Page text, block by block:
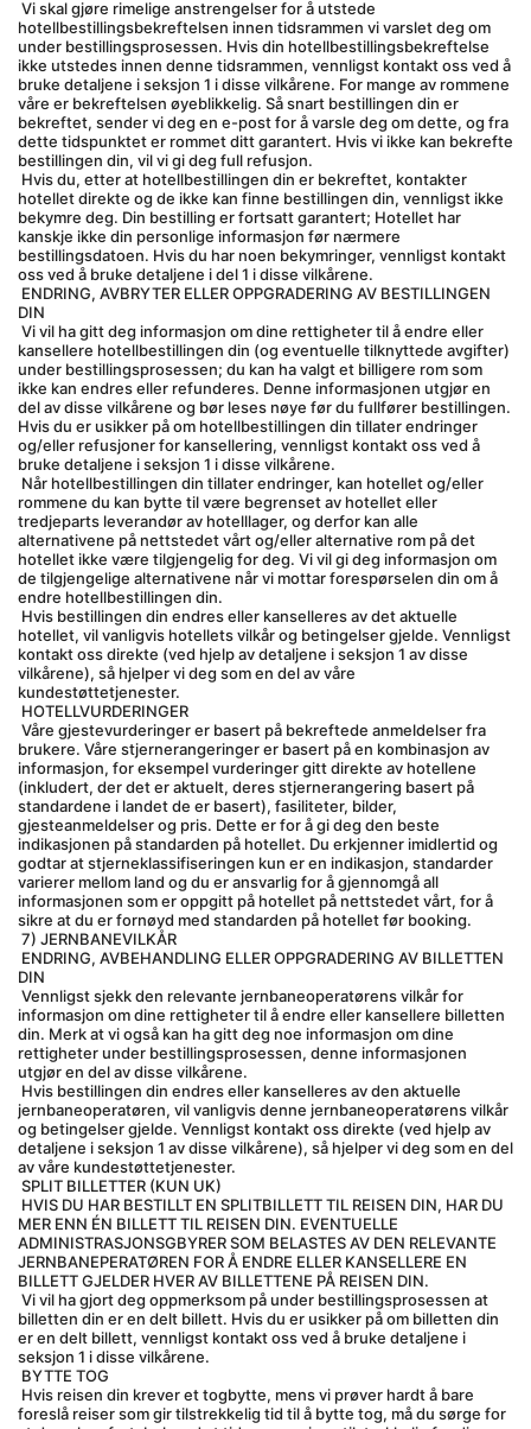
hotellbestillingsbekreftelsen innen tidsrammen vi varslet deg om
under bestillingsprosessen. Hvis din hotellbestillingsbekreftelse
ikke utstedes innen denne tidsrammen, vennligst kontakt oss ved å
bruke detaljene i seksjon 1 i disse vilkårene. For mange av rommene
våre er bekreftelsen øyeblikkelig. Så snart bestillingen din er
bekreftet, sender vi deg en e-post for å varsle deg om dette, og fra
dette tidspunktet er rommet ditt garantert. Hvis vi ikke kan bekrefte
bestillingen din, vil vi gi deg full refusjon.
hotellet direkte og de ikke kan finne bestillingen din, vennligst ikke
bekymre deg. Din bestilling er fortsatt garantert; Hotellet har
kanskje ikke din personlige informasjon før nærmere
bestillingsdatoen. Hvis du har noen bekymringer, vennligst kontakt
oss ved å bruke detaljene i del 1 i disse vilkårene.
DIN
kansellere hotellbestillingen din (og eventuelle tilknyttede avgifter)
under bestillingsprosessen; du kan ha valgt et billigere rom som
ikke kan endres eller refunderes. Denne informasjonen utgjør en
del av disse vilkårene og bør leses nøye før du fullfører bestillingen.
Hvis du er usikker på om hotellbestillingen din tillater endringer
og/eller refusjoner for kansellering, vennligst kontakt oss ved å
bruke detaljene i seksjon 1 i disse vilkårene.
rommene du kan bytte til være begrenset av hotellet eller
tredjeparts leverandør av hotelllager, og derfor kan alle
alternativene på nettstedet vårt og/eller alternative rom på det
hotellet ikke være tilgjengelig for deg. Vi vil gi deg informasjon om
de tilgjengelige alternativene når vi mottar forespørselen din om å
endre hotellbestillingen din.
hotellet, vil vanligvis hotellets vilkår og betingelser gjelde. Vennligst
kontakt oss direkte (ved hjelp av detaljene i seksjon 1 av disse
vilkårene), så hjelper vi deg som en del av våre
kundestøttetjenester.
HOTELLVURDERINGER
brukere. Våre stjernerangeringer er basert på en kombinasjon av
informasjon, for eksempel vurderinger gitt direkte av hotellene
(inkludert, der det er aktuelt, deres stjernerangering basert på
standardene i landet de er basert), fasiliteter, bilder,
gjesteanmeldelser og pris. Dette er for å gi deg den beste
indikasjonen på standarden på hotellet. Du erkjenner imidlertid og
godtar at stjerneklassifiseringen kun er en indikasjon, standarder
varierer mellom land og du er ansvarlig for å gjennomgå all
informasjonen som er oppgitt på hotellet på nettstedet vårt, for å
sikre at du er fornøyd med standarden på hotellet før booking.
7) JERNBANEVILKÅR
DIN
informasjon om dine rettigheter til å endre eller kansellere billetten
din. Merk at vi også kan ha gitt deg noe informasjon om dine
rettigheter under bestillingsprosessen, denne informasjonen
utgjør en del av disse vilkårene.
jernbaneoperatøren, vil vanligvis denne jernbaneoperatørens vilkår
og betingelser gjelde. Vennligst kontakt oss direkte (ved hjelp av
detaljene i seksjon 1 av disse vilkårene), så hjelper vi deg som en del
av våre kundestøttetjenester.
SPLIT BILLETTER (KUN UK)
MER ENN ÉN BILLETT TIL REISEN DIN. EVENTUELLE
ADMINISTRASJONSGBYRER SOM BELASTES AV DEN RELEVANTE
JERNBANEPERATØREN FOR Å ENDRE ELLER KANSELLERE EN
BILLETT GJELDER HVER AV BILLETTENE PÅ REISEN DIN.
billetten din er en delt billett. Hvis du er usikker på om billetten din
er en delt billett, vennligst kontakt oss ved å bruke detaljene i
seksjon 1 i disse vilkårene.
BYTTE TOG
foreslå reiser som gir tilstrekkelig tid til å bytte tog, må du sørge for